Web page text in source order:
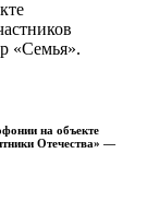
на объекте
Отечества» —